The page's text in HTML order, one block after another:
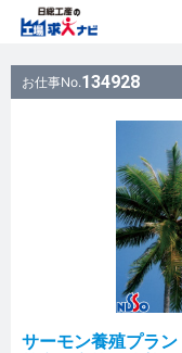
お仕事No.134928
サーモン養殖プラ